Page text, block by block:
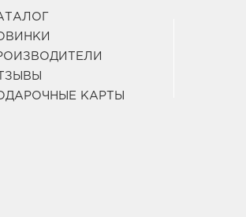
КАРТЫ